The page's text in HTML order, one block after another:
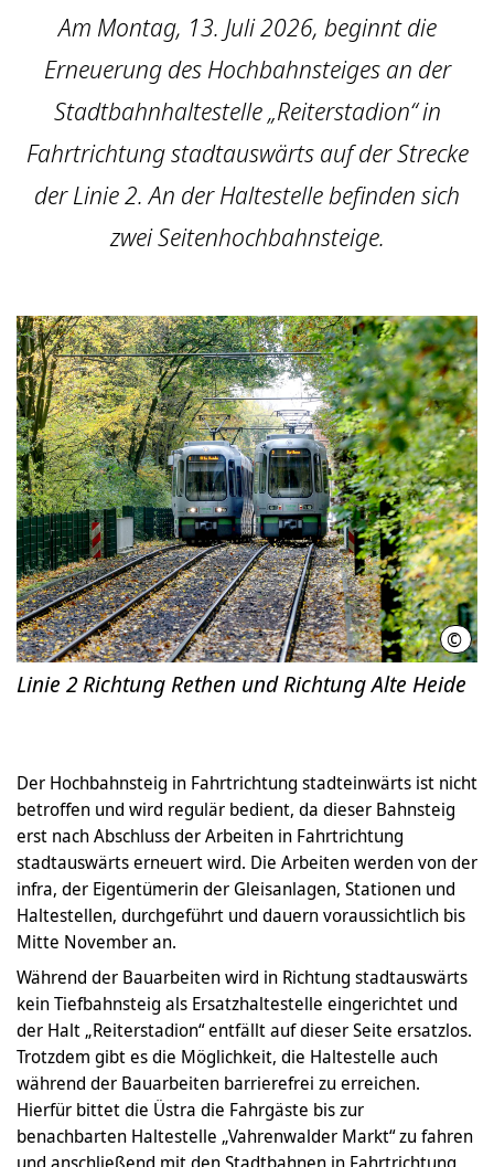
Am Montag, 13. Juli 2026, beginnt die
Erneuerung des Hoch­bahn­steiges an der
Stadt­bahn­haltestelle „Reiterstadion“ in
Fahrtrichtung stadtauswärts auf der Strecke
der Linie 2. An der Haltestelle befinden sich
zwei Seitenhochbahnsteige.
©
Linie 2 Richtung Rethen und Richtung Alte Heide
Der Hochbahnsteig in Fahrtrichtung stadteinwärts ist nicht
betroffen und wird regulär bedient, da dieser Bahnsteig
erst nach Abschluss der Arbeiten in Fahrtrichtung
stadtauswärts erneuert wird. Die Arbeiten werden von der
infra, der Eigentümerin der Gleisanlagen, Stationen und
Haltestellen, durchgeführt und dauern voraussichtlich bis
Mitte November an.
Während der Bauarbeiten wird in Richtung stadtauswärts
kein Tiefbahnsteig als Ersatzhaltestelle eingerichtet und
der Halt „Reiterstadion“ entfällt auf dieser Seite ersatzlos.
Trotzdem gibt es die Möglichkeit, die Haltestelle auch
während der Bauarbeiten barrierefrei zu erreichen.
Hierfür bittet die Üstra die Fahrgäste bis zur
benachbarten Haltestelle „Vahrenwalder Markt“ zu fahren
und anschließend mit den Stadtbahnen in Fahrtrichtung